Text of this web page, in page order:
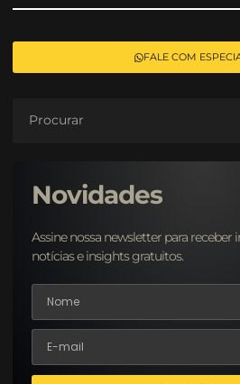
FALE COM
Novidades
Assine nossa newsletter para receber
notícias e insights gratuitos.